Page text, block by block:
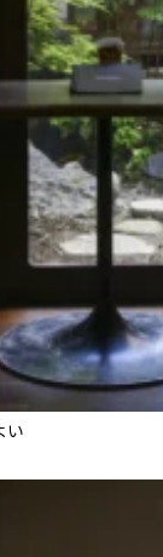
い